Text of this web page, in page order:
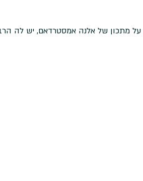
מתכון של אלנה אמסטרדאם, יש לה